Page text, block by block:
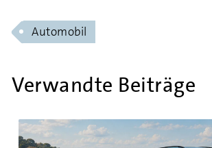
Automobil
Verwandte Beiträge